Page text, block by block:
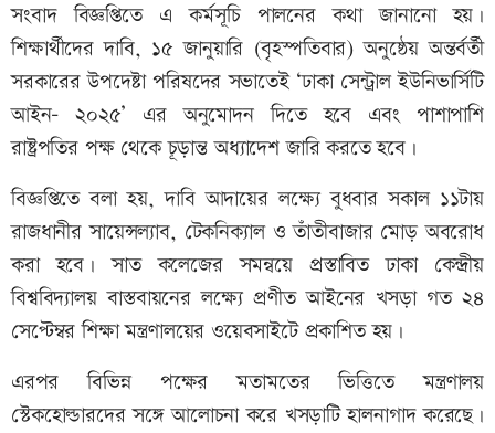
সংবাদ বিজ্ঞপ্তিতে এ কর্মসূচি পালনের কথা জানানো হয়।
শিক্ষার্থীদের দাবি, ১৫ জানুয়ারি (বৃহস্পতিবার) অনুষ্ঠেয় অন্তর্বর্তী
সরকারের উপদেষ্টা পরিষদের সভাতেই ‘ঢাকা সেন্ট্রাল ইউনিভার্সিটি
আইন- ২০২৫’ এর অনুমোদন দিতে হবে এবং পাশাপাশি
রাষ্ট্রপতির পক্ষ থেকে চূড়ান্ত অধ্যাদেশ জারি করতে হবে।
বিজ্ঞপ্তিতে বলা হয়, দাবি আদায়ের লক্ষ্যে বুধবার সকাল ১১টায়
রাজধানীর সায়েন্সল্যাব, টেকনিক্যাল ও তাঁতীবাজার মোড় অবরোধ
করা হবে। সাত কলেজের সমন্বয়ে প্রস্তাবিত ঢাকা কেন্দ্রীয়
বিশ্ববিদ্যালয় বাস্তবায়নের লক্ষ্যে প্রণীত আইনের খসড়া গত ২৪
সেপ্টেম্বর শিক্ষা মন্ত্রণালয়ের ওয়েবসাইটে প্রকাশিত হয়।
এরপর বিভিন্ন পক্ষের মতামতের ভিত্তিতে মন্ত্রণালয়
স্টেকহোল্ডারদের সঙ্গে আলোচনা করে খসড়াটি হালনাগাদ করেছে।